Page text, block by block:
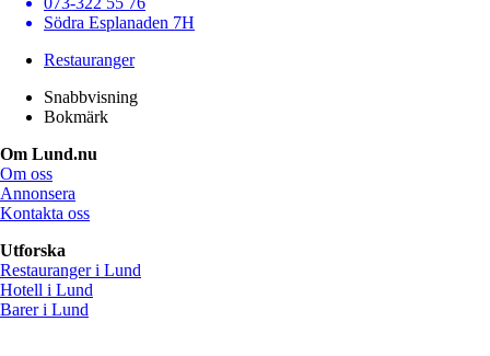
Södra Esplanaden 7H
Restauranger
Snabbvisning
Bokmärk
Om Lund.nu
Om oss
Annonsera
Kontakta oss
Utforska
Restauranger i Lund
Hotell i Lund
Barer i Lund